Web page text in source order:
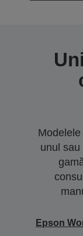
unul
Epson